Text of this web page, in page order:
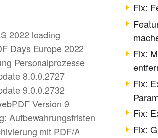
2022 loading
Days Europe 2022
Personalprozesse
8.0.0.2727
9.0.0.2732
Version 9
Aufbewahrungsfristen
mit PDF/A
Fix:
Fix:
Fix:
Fix:
Fix: